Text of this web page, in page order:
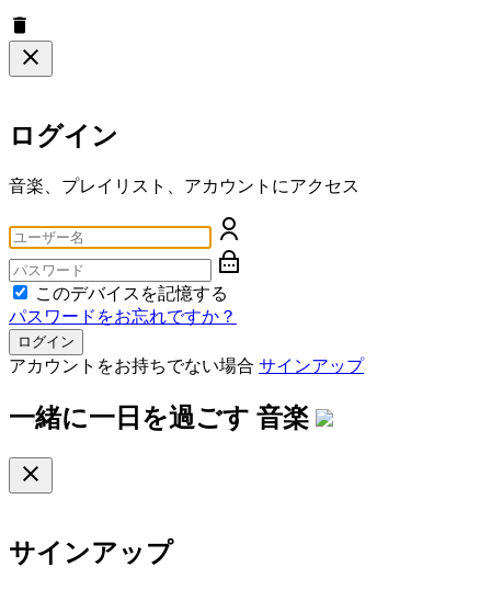
ログイン
音楽、プレイリスト、アカウントにアクセス
このデバイスを記憶する
パスワードをお忘れですか？
ログイン
アカウントをお持ちでない場合 サインアップ
一緒に一日を過ごす 音楽
サインアップ